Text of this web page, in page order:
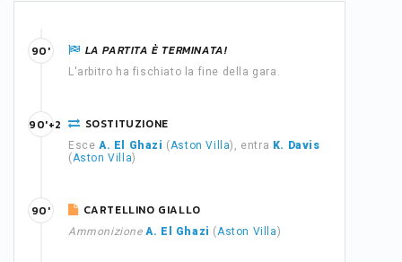
LA PARTITA È TERMINATA!
L'arbitro ha fischiato la fine della gara.
90'
SOSTITUZIONE
Esce A. El Ghazi (Aston Villa), entra K. Davis
(Aston Villa)
90'+2
CARTELLINO GIALLO
Ammonizione A. El Ghazi (Aston Villa)
90'